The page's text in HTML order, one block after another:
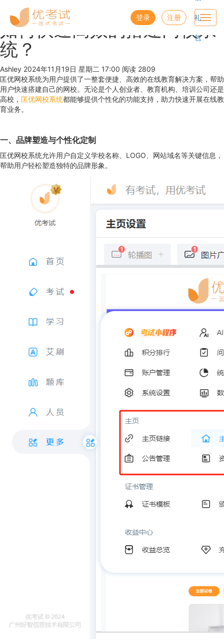
登录 注册 礼
包
如何快速高效的搭建网校系
统？
Ashley 2024年11月19日 星期二 17:00 阅读 2809
匡优网校系统为用户提供了一整套便捷、高效的在线教育解决方案，帮助
用户快速搭建自己的网校。无论是个人创业者、教育机构、培训公司还是
高校， 匡优网校系统都能够提供个性化的功能支持，助力快速开展在线教
育业务。
一、品牌塑造与个性化定制
匡优网校系统允许用户自定义学校名称、LOGO、网站域名等关键信息，
帮助用户轻松塑造独特的品牌形象。